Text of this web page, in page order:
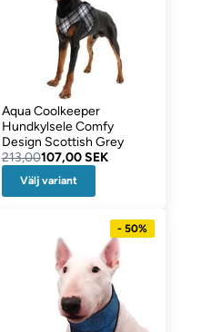
Aqua Coolkeeper
Hundkylsele Comfy
Design Scottish Grey
213,00107,00 SEK
Välj variant
- 50%